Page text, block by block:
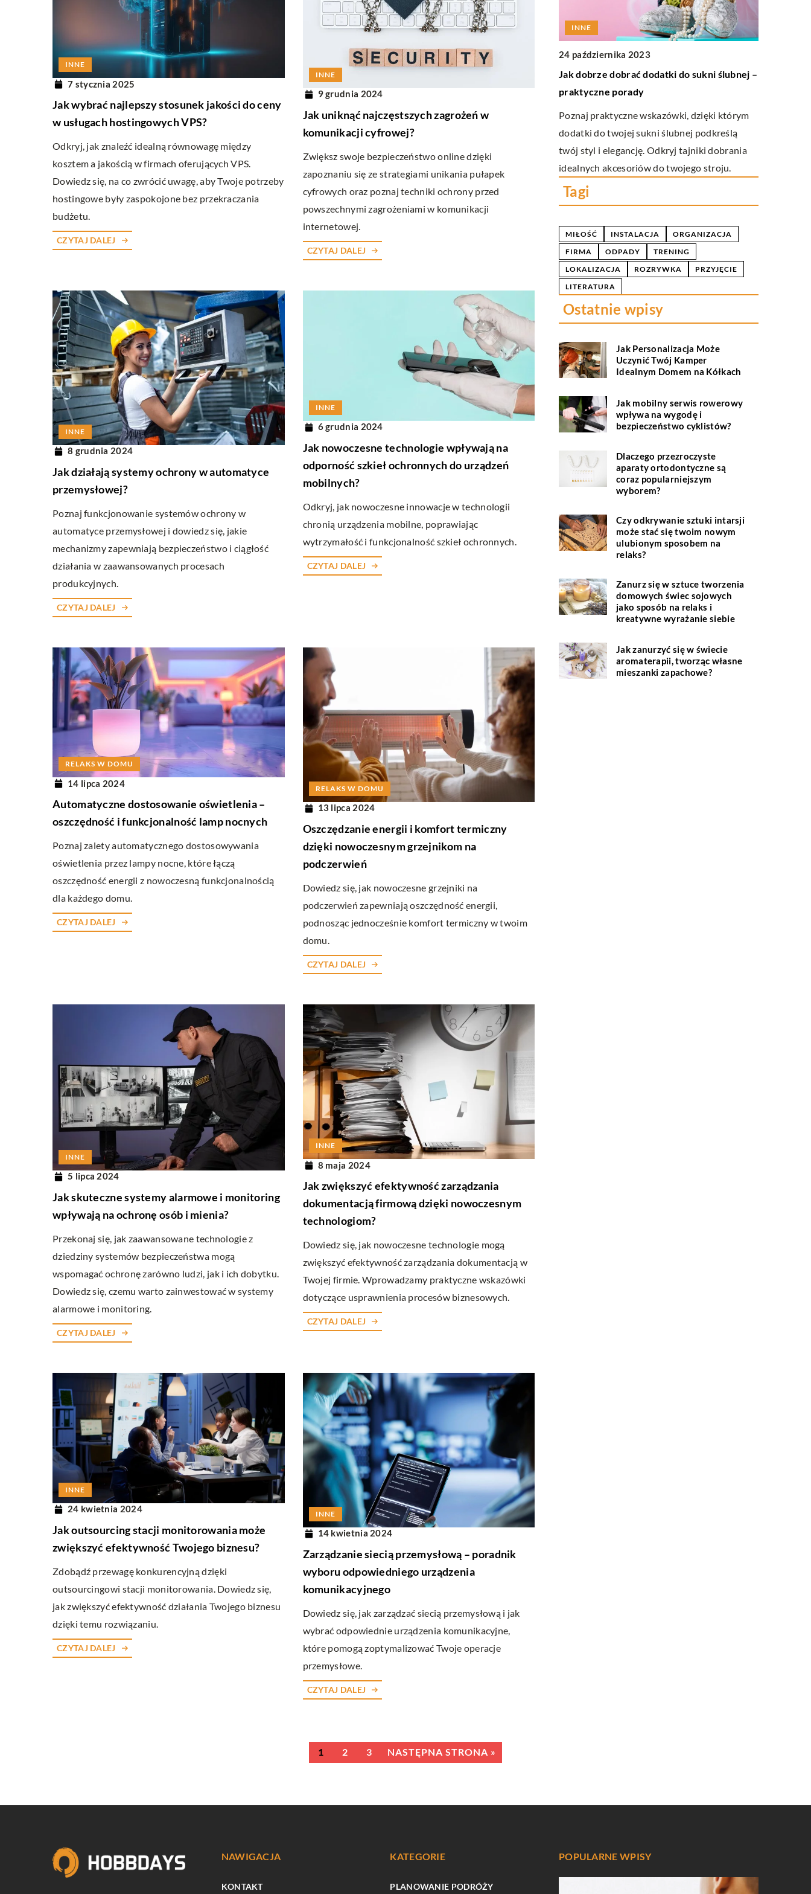
INNE
7 stycznia 2025
Jak wybrać najlepszy stosunek jakości do ceny
w usługach hostingowych VPS?
Odkryj, jak znaleźć idealną równowagę między
kosztem a jakością w firmach oferujących VPS.
Dowiedz się, na co zwrócić uwagę, aby Twoje potrzeby
hostingowe były zaspokojone bez przekraczania
budżetu.
CZYTAJ DALEJ
INNE
9 grudnia 2024
Jak uniknąć najczęstszych zagrożeń w
komunikacji cyfrowej?
Zwiększ swoje bezpieczeństwo online dzięki
zapoznaniu się ze strategiami unikania pułapek
cyfrowych oraz poznaj techniki ochrony przed
powszechnymi zagrożeniami w komunikacji
internetowej.
CZYTAJ DALEJ
INNE
8 grudnia 2024
Jak działają systemy ochrony w automatyce
przemysłowej?
Poznaj funkcjonowanie systemów ochrony w
automatyce przemysłowej i dowiedz się, jakie
mechanizmy zapewniają bezpieczeństwo i ciągłość
działania w zaawansowanych procesach
produkcyjnych.
CZYTAJ DALEJ
INNE
6 grudnia 2024
Jak nowoczesne technologie wpływają na
odporność szkieł ochronnych do urządzeń
mobilnych?
Odkryj, jak nowoczesne innowacje w technologii
chronią urządzenia mobilne, poprawiając
wytrzymałość i funkcjonalność szkieł ochronnych.
CZYTAJ DALEJ
RELAKS W DOMU
14 lipca 2024
Automatyczne dostosowanie oświetlenia –
oszczędność i funkcjonalność lamp nocnych
Poznaj zalety automatycznego dostosowywania
oświetlenia przez lampy nocne, które łączą
oszczędność energii z nowoczesną funkcjonalnością
dla każdego domu.
CZYTAJ DALEJ
RELAKS W DOMU
13 lipca 2024
Oszczędzanie energii i komfort termiczny
dzięki nowoczesnym grzejnikom na
podczerwień
Dowiedz się, jak nowoczesne grzejniki na
podczerwień zapewniają oszczędność energii,
podnosząc jednocześnie komfort termiczny w twoim
domu.
CZYTAJ DALEJ
INNE
5 lipca 2024
Jak skuteczne systemy alarmowe i monitoring
wpływają na ochronę osób i mienia?
Przekonaj się, jak zaawansowane technologie z
dziedziny systemów bezpieczeństwa mogą
wspomagać ochronę zarówno ludzi, jak i ich dobytku.
Dowiedz się, czemu warto zainwestować w systemy
alarmowe i monitoring.
CZYTAJ DALEJ
INNE
8 maja 2024
Jak zwiększyć efektywność zarządzania
dokumentacją firmową dzięki nowoczesnym
technologiom?
Dowiedz się, jak nowoczesne technologie mogą
zwiększyć efektywność zarządzania dokumentacją w
Twojej firmie. Wprowadzamy praktyczne wskazówki
dotyczące usprawnienia procesów biznesowych.
CZYTAJ DALEJ
INNE
24 kwietnia 2024
Jak outsourcing stacji monitorowania może
zwiększyć efektywność Twojego biznesu?
Zdobądź przewagę konkurencyjną dzięki
outsourcingowi stacji monitorowania. Dowiedz się,
jak zwiększyć efektywność działania Twojego biznesu
dzięki temu rozwiązaniu.
CZYTAJ DALEJ
INNE
14 kwietnia 2024
Zarządzanie siecią przemysłową – poradnik
wyboru odpowiedniego urządzenia
komunikacyjnego
Dowiedz się, jak zarządzać siecią przemysłową i jak
wybrać odpowiednie urządzenia komunikacyjne,
które pomogą zoptymalizować Twoje operacje
przemysłowe.
CZYTAJ DALEJ
INNE
1 maja 2024
Jak poprawić wygląd oczu za pomocą
Chcesz poprawić wygląd swoich oczu za
pomocą plastyki powiek? Poznaj praktyczne
wskazówki i dowiedz się, jak przebiega ten
proces krok po kroku.
INNE
21 października 2023
akcesoria dla palaczy?
Przeczytaj, dlaczego markowe akcesoria dla
palaczy mogą być dobrą inwestycją.
INNE
24 października 2023
Jak dobrze dobrać dodatki do sukni ślubnej –
praktyczne porady
Poznaj praktyczne wskazówki, dzięki którym
dodatki do twojej sukni ślubnej podkreślą
twój styl i elegancję. Odkryj tajniki dobrania
idealnych akcesoriów do twojego stroju.
Tagi
MIŁOŚĆ INSTALACJA
ORGANIZACJA
FIRMA
ODPADY
TRENING
LOKALIZACJA
ROZRYWKA
PRZYJĘCIE
LITERATURA
Ostatnie wpisy
Jak Personalizacja Może
Uczynić Twój Kamper
Idealnym Domem na Kółkach
Jak mobilny serwis rowerowy
wpływa na wygodę i
bezpieczeństwo cyklistów?
Dlaczego przezroczyste
aparaty ortodontyczne są
coraz popularniejszym
wyborem?
Czy odkrywanie sztuki intarsji
może stać się twoim nowym
ulubionym sposobem na
relaks?
Zanurz się w sztuce tworzenia
domowych świec sojowych
jako sposób na relaks i
kreatywne wyrażanie siebie
Jak zanurzyć się w świecie
aromaterapii, tworząc własne
mieszanki zapachowe?
1 2 3 NASTĘPNA STRONA »
NAWIGACJA
KONTAKT
KATEGORIE
PLANOWANIE PODRÓŻY
POPULARNE WPISY